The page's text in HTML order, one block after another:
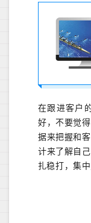
在跟进客户
好，不要觉
据来把握和
计来了解自
扎稳打，集